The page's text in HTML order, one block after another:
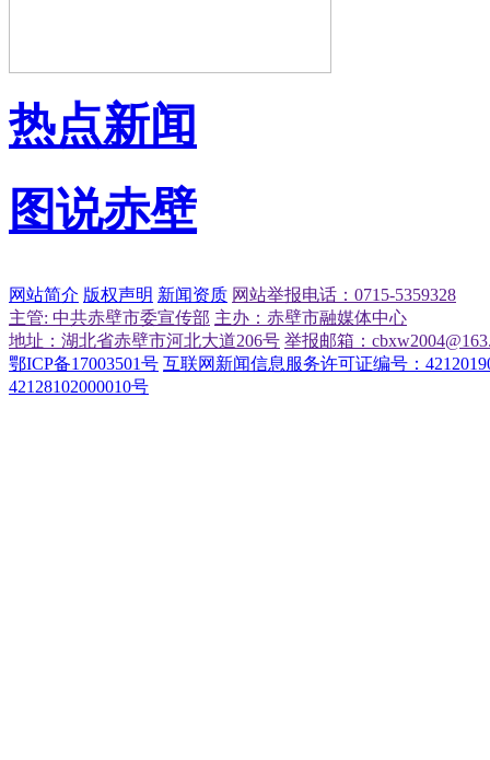
热点新闻
图说赤壁
网站简介 版权声明 新闻资质 网站举报电话：0715-5359328
主管: 中共赤壁市委宣传部 主办：赤壁市融媒体中心
地址：湖北省赤壁市河北大道206号 举报邮箱：
鄂ICP备17003501号 互联网新闻信息服务许可证编号：
42128102000010号